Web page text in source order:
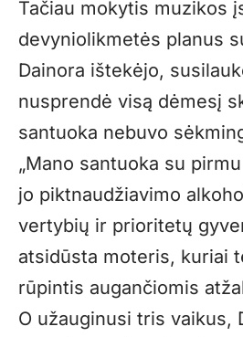
Tačiau mokytis muzikos
devyniolikmetės planus
Dainora ištekėjo,
nusprendė visą dėmesį
santuoka nebuvo
„Mano santuoka su
jo piktnaudžiavimo
vertybių ir prioritetų
atsidūsta moteris, kuriai
rūpintis augančiomis
O užauginusi tris vaikus,